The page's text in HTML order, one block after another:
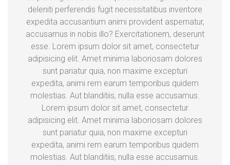
deleniti perferendis fugit necessitatibus inventore
expedita accusantium animi provident aspernatur,
accusamus in nobis illo? Exercitationem, deserunt
esse. Lorem ipsum dolor sit amet, consectetur
adipisicing elit. Amet minima laboriosam dolores
sunt pariatur quia, non maxime excepturi
expedita, animi rem earum temporibus quidem
molestias. Aut blanditiis, nulla esse accusamus.
Lorem ipsum dolor sit amet, consectetur
adipisicing elit. Amet minima laboriosam dolores
sunt pariatur quia, non maxime excepturi
expedita, animi rem earum temporibus quidem
molestias. Aut blanditiis, nulla esse accusamus.